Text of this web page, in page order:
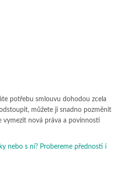
potřebu smlouvu dohodou zcela
můžete ji snadno pozměnit
vymezit nová práva a povinnosti
nebo s ní? Probereme přednosti i